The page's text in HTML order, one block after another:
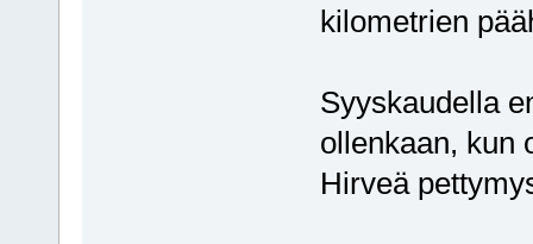
kilometrien
Syyskaudella
ollenkaan, kun
Hirveä